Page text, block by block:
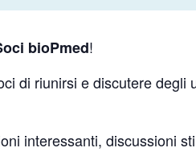
bioPmed!
di riunirsi e discutere degli
interessanti, discussioni